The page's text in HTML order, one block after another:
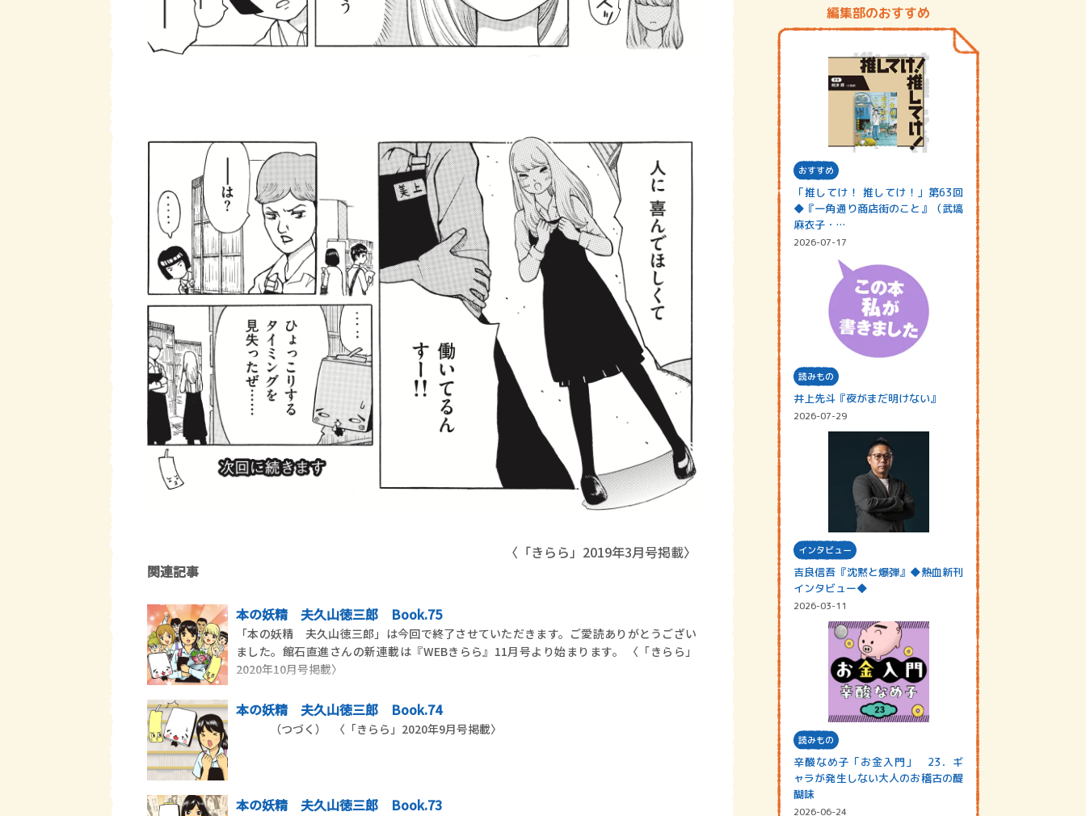
〈「きらら」2019年3月号掲載〉
関連記事
本の妖精 夫久山徳三郎 Book.75
「本の妖精 夫久山徳三郎」は今回で終了させていただきます。ご愛読ありがとうござい
ました。館石直進さんの新連載は『WEBきらら』11月号より始まります。 〈「きらら」
2020年10月号掲載〉
本の妖精 夫久山徳三郎 Book.74
（つづく） 〈「きらら」2020年9月号掲載〉
本の妖精 夫久山徳三郎 Book.73
編集部のおすすめ
おすすめ
「推してけ！ 推してけ！」第63回
◆『一角通り商店街のこと』（武塙
麻衣子・…
2026-07-17
読みもの
井上先斗『夜がまだ明けない』
2026-07-29
インタビュー
吉良信吾『沈黙と爆弾』◆熱血新刊
インタビュー◆
2026-03-11
読みもの
辛酸なめ子「お金入門」 23．ギ
ャラが発生しない大人のお稽古の醍
醐味
2026-06-24